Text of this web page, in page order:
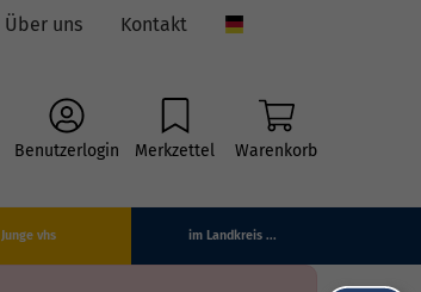
Über uns Kontakt
Benutzerlogin Merkzettel Warenkorb
Junge vhs im Landkreis ...